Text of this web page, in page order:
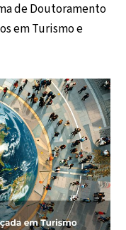
de Doutoramento
em Turismo e